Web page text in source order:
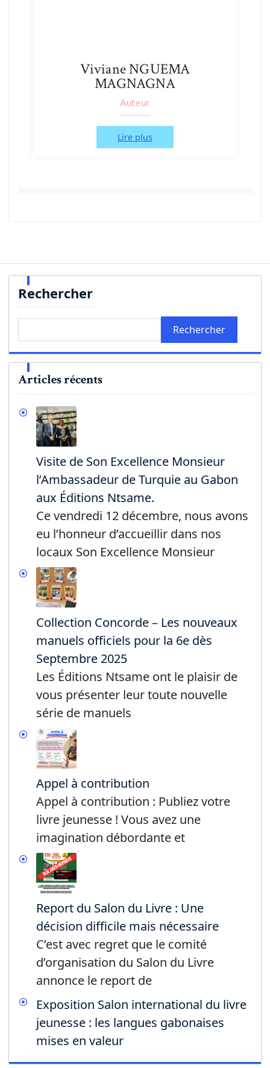
Viviane NGUEMA
MAGNAGNA
Auteur
Lire plus
Rechercher
Rechercher
Articles récents
Visite de Son Excellence Monsieur
l’Ambassadeur de Turquie au Gabon
aux Éditions Ntsame.
Ce vendredi 12 décembre, nous avons
eu l’honneur d’accueillir dans nos
locaux Son Excellence Monsieur
Collection Concorde – Les nouveaux
manuels officiels pour la 6e dès
Septembre 2025
Les Éditions Ntsame ont le plaisir de
vous présenter leur toute nouvelle
série de manuels
Appel à contribution
Appel à contribution : Publiez votre
livre jeunesse ! Vous avez une
imagination débordante et
Report du Salon du Livre : Une
décision difficile mais nécessaire
C’est avec regret que le comité
d’organisation du Salon du Livre
annonce le report de
Exposition Salon international du livre
jeunesse : les langues gabonaises
mises en valeur